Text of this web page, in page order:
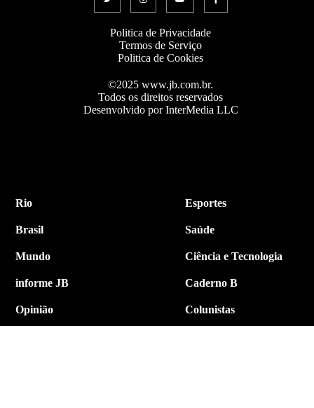
Politica de Privacidade
Termos de Serviço
Politica de Cookies
©2025 www.jb.com.br.
Todos os direitos reservados
Desenvolvido por InterMedia LLC
Rio
Brasil
Mundo
informe JB
Opinião
Esportes
Saúde
Ciência e Tecnologia
Caderno B
Colunistas